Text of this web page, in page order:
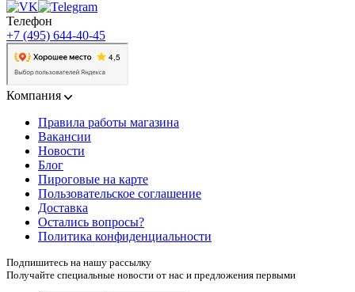
Телефон
+7 (495) 644-40-45
Компания
Правила работы магазина
Вакансии
Новости
Блог
Пироговые на карте
Пользовательское соглашение
Доставка
Остались вопросы?
Политика конфиденциальности
Подпишитесь на нашу рассылку
Получайте специальные новости от нас и предложения первыми